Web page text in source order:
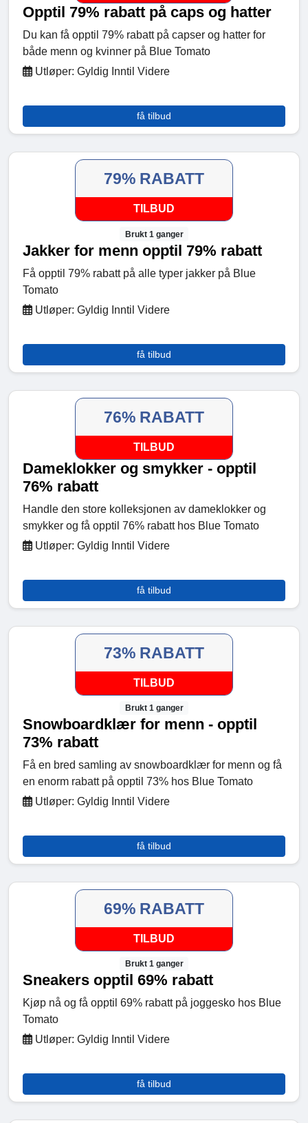
Opptil 79% rabatt på caps og hatter
Du kan få opptil 79% rabatt på capser og hatter for
både menn og kvinner på Blue Tomato
Utløper: Gyldig Inntil Videre
få tilbud
79% RABATT
TILBUD
Brukt 1 ganger
Jakker for menn opptil 79% rabatt
Få opptil 79% rabatt på alle typer jakker på Blue
Tomato
Utløper: Gyldig Inntil Videre
få tilbud
76% RABATT
TILBUD
Dameklokker og smykker - opptil
76% rabatt
Handle den store kolleksjonen av dameklokker og
smykker og få opptil 76% rabatt hos Blue Tomato
Utløper: Gyldig Inntil Videre
få tilbud
73% RABATT
TILBUD
Brukt 1 ganger
Snowboardklær for menn - opptil
73% rabatt
Få en bred samling av snowboardklær for menn og få
en enorm rabatt på opptil 73% hos Blue Tomato
Utløper: Gyldig Inntil Videre
få tilbud
69% RABATT
TILBUD
Brukt 1 ganger
Sneakers opptil 69% rabatt
Kjøp nå og få opptil 69% rabatt på joggesko hos Blue
Tomato
Utløper: Gyldig Inntil Videre
få tilbud